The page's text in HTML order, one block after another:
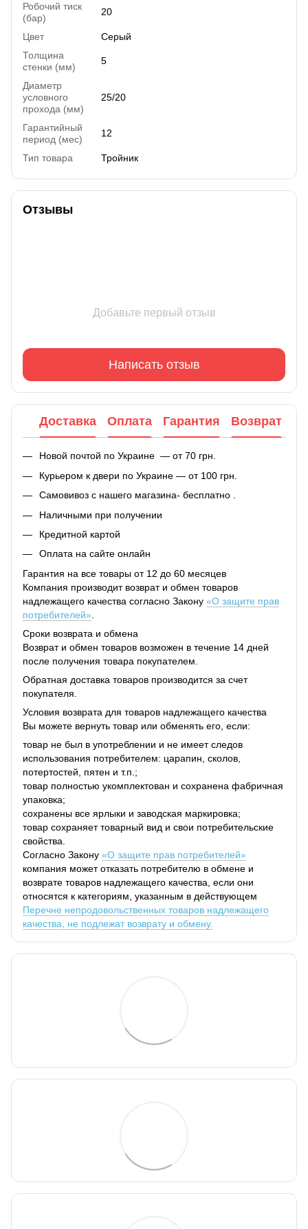
Робочий тиск
(бар)
20
Цвет
Серый
Толщина
стенки (мм)
5
Диаметр
условного
прохода (мм)
25/20
Гарантийный
период (мес)
12
Тип товара Тройник
Отзывы
Добавьте первый отзыв
Написать отзыв
Доставка Оплата Гарантия Возврат
Новой почтой по Украине — от 70 грн.
Курьером к двери по Украине — от 100 грн.
Самовивоз с нашего магазина- бесплатно .
Наличными при получении
Кредитной картой
Оплата на сайте онлайн
Гарантия на все товары от 12 до 60 месяцев
Компания производит возврат и обмен товаров
надлежащего качества согласно Закону «О защите прав
потребителей»
Сроки возврата и обмена
Возврат и обмен товаров возможен в течение 14 дней
после получения товара покупателем.
Обратная доставка товаров производится за счет
покупателя.
Условия возврата для товаров надлежащего качества
Вы можете вернуть товар или обменять его, если:
товар не был в употреблении и не имеет следов
использования потребителем: царапин, сколов,
потертостей, пятен и т.п.;
товар полностью укомплектован и сохранена фабричная
упаковка;
сохранены все ярлыки и заводская маркировка;
товар сохраняет товарный вид и свои потребительские
свойства.
Согласно Закону «О защите прав потребителей»
компания может отказать потребителю в обмене и
возврате товаров надлежащего качества, если они
относятся к категориям, указанным в действующем
Перечне непродовольственных товаров надлежащего
качества, не подлежат возврату и обмену.